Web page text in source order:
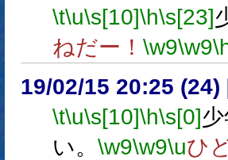
\t\u\s[10]\h\s[23]
ねだー！ \w9\w9
19/02/15 20:25 (24)
\t\u\s[10]\h\s[0]
い。 \w9\w9\uひ